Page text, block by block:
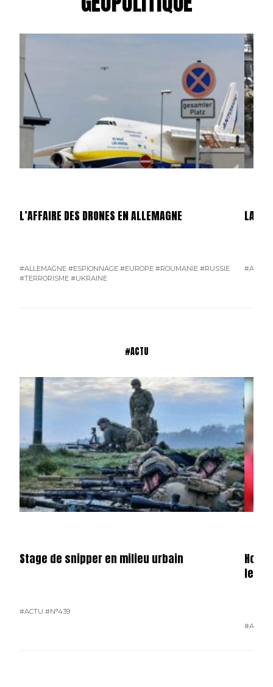
L’AFFAIRE DES DRONES EN ALLEMAGNE
#ALLEMAGNE #ESPIONNAGE #EUROPE #ROUMANIE #RUSSIE
#TERRORISME #UKRAINE
LA
#ACTU
Stage de snipper en milieu urbain
#ACTU #N°439
le
#ACTU